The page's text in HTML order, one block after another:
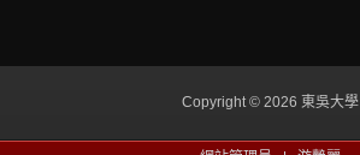
Copyright © 2026 東吳大學